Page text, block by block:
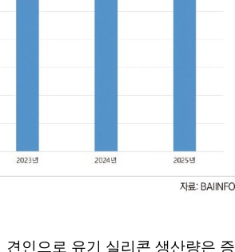
인으로 유기 실리콘 생산량은 증